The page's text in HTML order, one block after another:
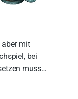
aber mit
bei
musst.
D...